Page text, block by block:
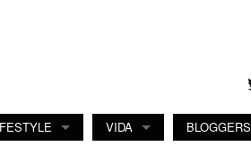
VIDA BLOGGERS